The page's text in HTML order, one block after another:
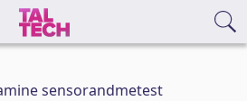
sensorandmetest